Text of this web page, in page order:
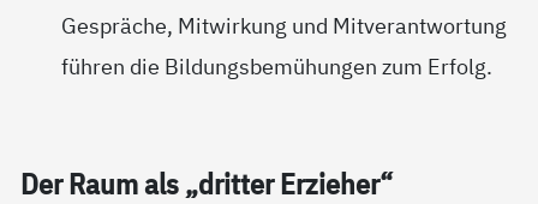
Gespräche, Mitwirkung und Mitverantwortung
führen die Bildungsbemühungen zum Erfolg.
Der Raum als „drit­ter Er­zie­her“